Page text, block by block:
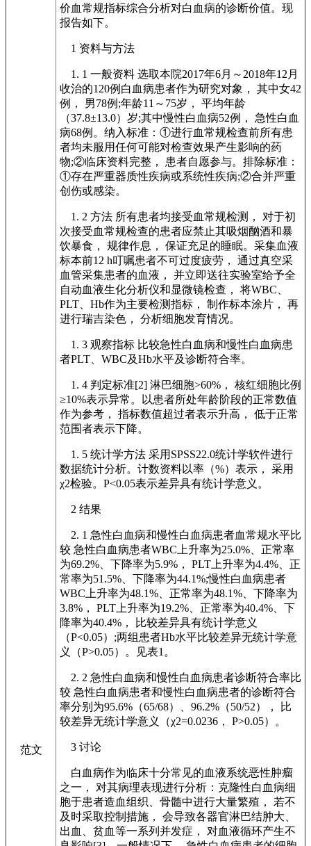
范文
价血常规指标综合分析对白血病的诊断价值。现
报告如下。
1 资料与方法
1. 1 一般资料 选取本院2017年6月～2018年12月
收治的120例白血病患者作为研究对象， 其中女42
例， 男78例;年龄11～75岁， 平均年龄
（37.8±13.0）岁;其中慢性白血病52例， 急性白血
病68例。纳入标准：①进行血常规检查前所有患
者均未服用任何可能对检查效果产生影响的药
物;②临床资料完整， 患者自愿参与。排除标准：
①存在严重器质性疾病或系统性疾病;②合并严重
创伤或感染。
1. 2 方法 所有患者均接受血常规检测， 对于初
次接受血常规检查的患者应禁止其吸烟酗酒和暴
饮暴食， 规律作息， 保证充足的睡眠。采集血液
标本前12 h叮嘱患者不可过度疲劳， 通过真空采
血管采集患者的血液， 并立即送往实验室给予全
自动血液生化分析仪和显微镜检查， 将WBC、
PLT、Hb作为主要检测指标， 制作标本涂片， 再
进行瑞吉染色， 分析细胞发育情况。
1. 3 观察指标 比较急性白血病和慢性白血病患
者PLT、WBC及Hb水平及诊断符合率。
1. 4 判定标准[2] 淋巴细胞>60%， 核红细胞比例
≥10%表示异常。以患者所处年龄阶段的正常数值
作为参考， 指标数值超过者表示升高， 低于正常
范围者表示下降。
1. 5 统计学方法 采用SPSS22.0统计学软件进行
数据统计分析。计数资料以率（%）表示， 采用
χ2检验。P<0.05表示差异具有统计学意义。
2 结果
2. 1 急性白血病和慢性白血病患者血常规水平比
较 急性白血病患者WBC上升率为25.0%、正常率
为69.2%、下降率为5.9%， PLT上升率为4.4%、正
常率为51.5%、下降率为44.1%;慢性白血病患者
WBC上升率为48.1%、正常率为48.1%、下降率为
3.8%， PLT上升率为19.2%、正常率为40.4%、下
降率为40.4%， 比较差异具有统计学意义
（P<0.05）;两组患者Hb水平比较差异无统计学意
义（P>0.05）。见表1。
2. 2 急性白血病和慢性白血病患者诊断符合率比
较 急性白血病患者和慢性白血病患者的诊断符合
率分别为95.6%（65/68）、96.2%（50/52）， 比
较差异无统计学意义（χ2=0.0236， P>0.05）。
3 讨论
白血病作为临床十分常见的血液系统恶性肿瘤
之一， 对其病理表现进行分析：克隆性白血病细
胞于患者造血组织、骨髓中进行大量繁殖， 若不
及时采取控制措施， 会导致各器官淋巴结肿大、
出血、贫血等一系列并发症， 对血液循环产生不